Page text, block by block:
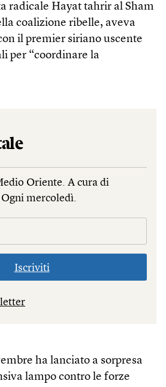
radicale Hayat tahrir al Sham
coalizione ribelle, aveva
il premier siriano uscente
per “coordinare la
Oriente. A cura di
mercoledì.
Iscriviti
ha lanciato a sorpresa
lampo contro le forze